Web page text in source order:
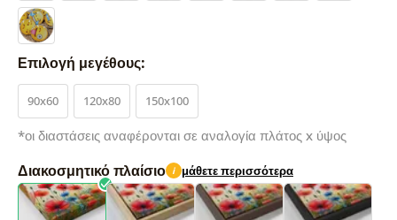
Επιλογή μεγέθους:
90x60 120x80 150x100
*οι διαστάσεις αναφέρονται σε αναλογία πλάτος x ύψος
Διακοσμητικό πλαίσιο i μάθετε περισσότερα